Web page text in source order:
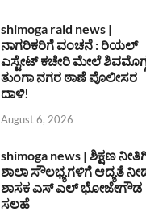
shimoga raid news |
ನಾಗರಿಕರಿಗೆ ವಂಚನೆ : ರಿಯಲ್
ಎಸ್ಟೇಟ್ ಕಚೇರಿ ಮೇಲೆ
ತುಂಗಾ ನಗರ ಠಾಣೆ ಪೊಲೀಸರ
ದಾಳಿ!
August 6, 2026
shimoga news | ಶಿಕ್ಷಣ
ಶಾಲಾ ಸೌಲಭ್ಯಗಳಿಗೆ ಆದ್ಯತೆ
ಶಾಸಕ ಎಸ್ ಎಲ್ ಭೋಜೇಗೌಡ
ಸಲಹೆ